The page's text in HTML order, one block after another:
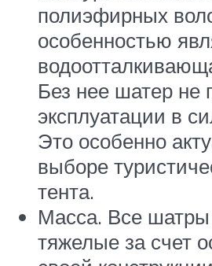
полиэфирных
особенностью
Без нее шатер не
эксплуатации в
Это особенно
выборе
тента.
Масса. Все
тяжелые за счет